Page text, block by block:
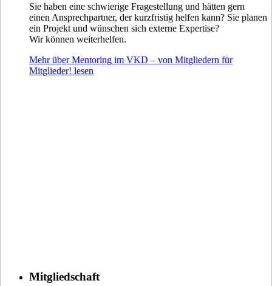
Sie haben eine schwierige Fragestellung und hätten gern
einen Ansprechpartner, der kurzfristig helfen kann? Sie planen
ein Projekt und wünschen sich externe Expertise?
Wir können weiterhelfen.
Mehr über Mentoring im VKD – von Mitgliedern für
Mitglieder! lesen
Mitgliedschaft